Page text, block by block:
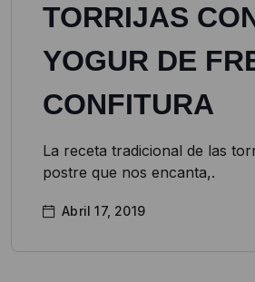
TORRIJAS
YOGUR DE
CONFITURA
La receta tradicional de las
postre que nos encanta,.
Abril 17, 2019